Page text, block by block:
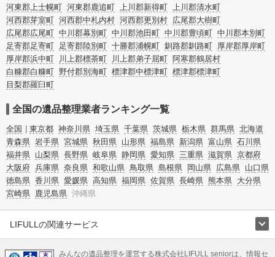
河東郡上士幌町 河東郡鹿追町 上川郡新得町 上川郡清水町
河西郡芽室町 河西郡中札内村 河西郡更別村 広尾郡大樹町
広尾郡広尾町 中川郡幕別町 中川郡池田町 中川郡豊頃町 中川郡本別町
足寄郡足寄町 足寄郡陸別町 十勝郡浦幌町 釧路郡釧路町 厚岸郡厚岸町
厚岸郡浜中町
川上郡標茶町 川上郡弟子屈町 阿寒郡鶴居村
白糠郡白糠町 野付郡別海町 標津郡中標津町 標津郡標津町
目梨郡羅臼町
全国の遺品整理業者ランキング一覧
全国 東京都 神奈川県 埼玉県 千葉県 茨城県 栃木県 群馬県 北海道
青森県 岩手県 宮城県 秋田県 山形県 福島県 新潟県 富山県 石川県
福井県 山梨県 長野県 岐阜県 静岡県 愛知県 三重県 滋賀県 京都府
大阪府 兵庫県 奈良県 和歌山県 鳥取県 島根県 岡山県 広島県 山口県
徳島県 香川県 愛媛県 高知県 福岡県 佐賀県 長崎県 熊本県 大分県
宮崎県 鹿児島県 沖縄県
LIFULLの関連サービス
みんなの遺品整理を運営する株式会社LIFULL seniorは、情報セ